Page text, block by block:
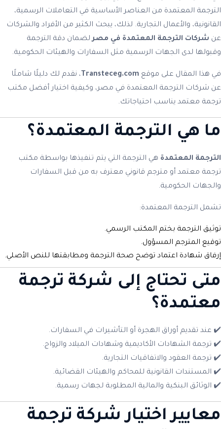
الترجمة المعتمدة من العناصر الأساسية في التعاملات الرسمية،
القانونية، والأعمال التجارية. لذلك، يبحث الكثير من الأفراد والشركات
عن شركات الترجمة المعتمدة في مصرلضمان دقة الترجمة
وقبولها لدى الجهات الرسمية مثل السفارات والهيئات الحكومية.
في هذا المقال على موقع Transteceg.com ، نقدم لك دليلًا شاملًا
عن شركات الترجمة المعتمدة في مصر، وكيفية اختيار أفضل مكتب
ترجمة معتمد يناسب احتياجاتك.
ما هي الترجمة المعتمدة؟
الترجمة المعتمدة هي الترجمة التي يتم تنفيذها بواسطة مكتب
ترجمة معتمد أو مترجم قانوني معترف به من قبل السفارات
والجهات الحكومية.
تشمل الترجمة المعتمدة:
توثيق الترجمة بختم المكتب الرسمي.
توقيع المترجم المسؤول.
إرفاق شهادة اعتماد توضح صحة الترجمة ومطابقتها للنص الأصلي.
متى تحتاج إلى شركة ترجمة
معتمدة؟
✔️ عند تقديم أوراق الهجرة أو التأشيرات في السفارات.
✔️ ترجمة الشهادات الأكاديمية وشهادات الميلاد والزواج.
✔️ ترجمة العقود والاتفاقيات التجارية.
✔️ المستندات القانونية للمحاكم والهيئات القضائية.
✔️ الوثائق البنكية والمالية المطلوبة لجهات رسمية.
معايير اختيار شركة ترجمة